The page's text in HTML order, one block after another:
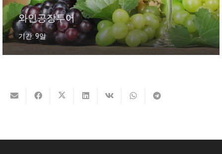
와인공장투어
기간: 9일